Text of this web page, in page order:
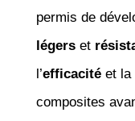
permis de
légerset
l’efficacitéet la
composites